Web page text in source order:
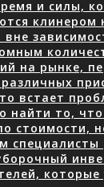
и силы,
клинером
на рынке,
встает
найти то,
стоимости,